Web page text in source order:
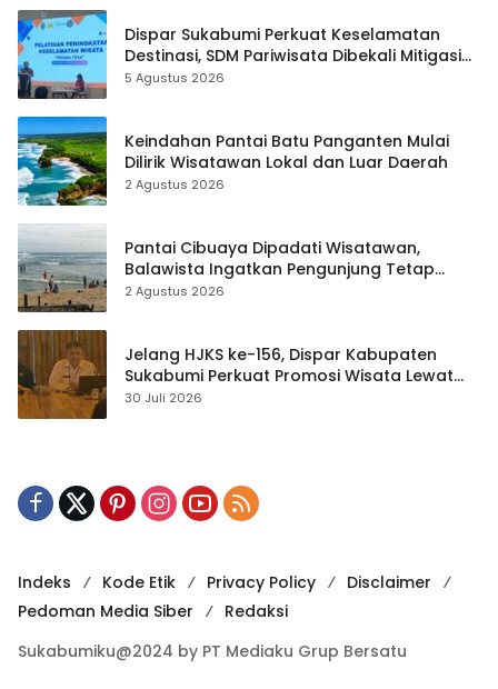
Dispar Sukabumi Perkuat Keselamatan
Destinasi, SDM Pariwisata Dibekali Mitigasi
hingga Teknik Evakuasi
5 Agustus 2026
Keindahan Pantai Batu Panganten Mulai
Dilirik Wisatawan Lokal dan Luar Daerah
2 Agustus 2026
Pantai Cibuaya Dipadati Wisatawan,
Balawista Ingatkan Pengunjung Tetap
Waspada
2 Agustus 2026
Jelang HJKS ke-156, Dispar Kabupaten
Sukabumi Perkuat Promosi Wisata Lewat
Publikasi Digital
30 Juli 2026
Indeks Kode Etik Privacy Policy
Disclaimer
Pedoman Media Siber
Redaksi
Sukabumiku@2024 by PT Mediaku Grup Bersatu